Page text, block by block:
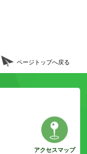
ページトップへ戻る
アクセスマップ